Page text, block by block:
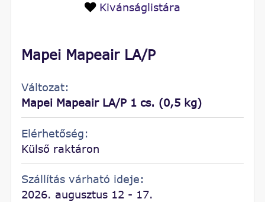
Mapei Mapeair LA/P
Változat:
Mapei Mapeair LA/P 1 cs. (0,5 kg)
Elérhetőség:
Külső raktáron
Szállítás várható ideje:
2026. augusztus 12 - 17.
Kivánságlistára